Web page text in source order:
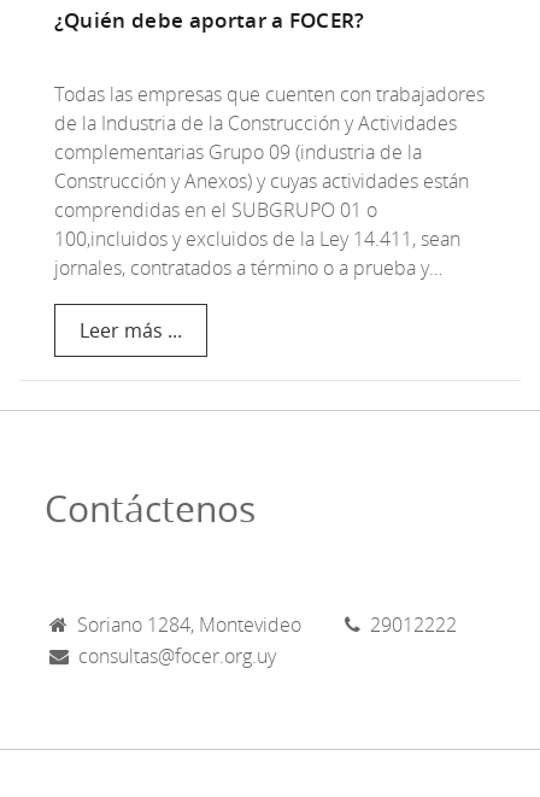
¿Quién debe aportar a FOCER?
Todas las empresas que cuenten con trabajadores
de la Industria de la Construcción y Actividades
complementarias Grupo 09 (industria de la
Construcción y Anexos) y cuyas actividades están
comprendidas en el SUBGRUPO 01 o
100,incluidos y excluidos de la Ley 14.411, sean
jornales, contratados a término o a prueba y…
Leer más ...
Contáctenos
Soriano 1284, Montevideo
29012222
consultas@focer.org.uy